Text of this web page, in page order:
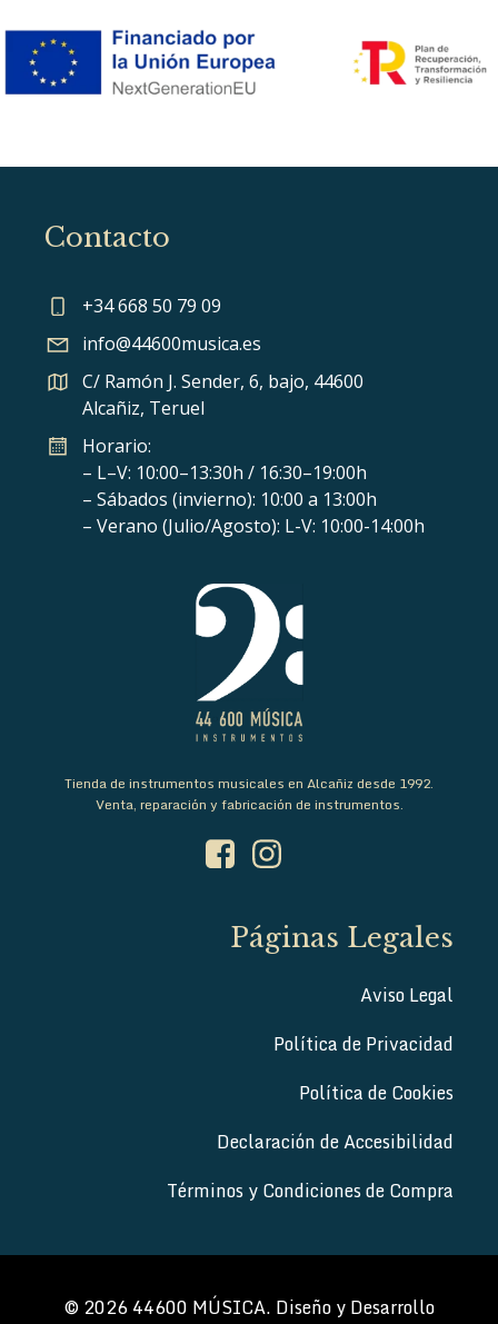
Contacto
+34 668 50 79 09
info@44600musica.es
C/ Ramón J. Sender, 6, bajo, 44600
Alcañiz, Teruel
Horario:
– L–V: 10:00–13:30h / 16:30–19:00h
– Sábados (invierno): 10:00 a 13:00h
– Verano (Julio/Agosto): L-V: 10:00-14:00h
Tienda de instrumentos musicales en Alcañiz desde 1992.
Venta, reparación y fabricación de instrumentos.
Páginas Legales
Aviso Legal
Política de Privacidad
Política de Cookies
Declaración de Accesibilidad
Términos y Condiciones de Compra
© 2026 44600 MÚSICA. Diseño y Desarrollo